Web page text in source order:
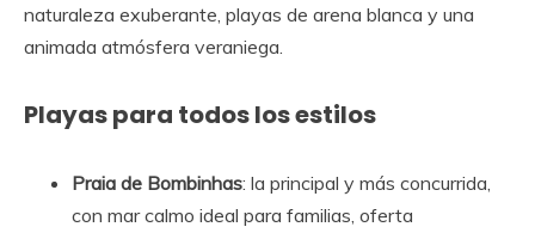
naturaleza exuberante, playas de arena blanca y una
animada atmósfera veraniega.
Playas para todos los estilos
Praia de Bombinhas: la principal y más concurrida,
con mar calmo ideal para familias, oferta